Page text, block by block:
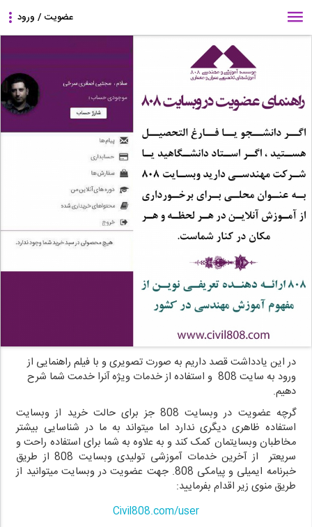
در این یادداشت قصد داریم به صورت تصویری و با فیلم راهنمایی از
ورود به سایت 808 و استفاده از خدمات ویژه آنرا خدمت شما شرح
دهیم.
گرچه عضویت در وبسایت 808 جز برای حالت خرید از وبسایت
استفاده ظاهری دیگری ندارد اما میتواند به ما در شناسایی بیشتر
مخاطبان وبسایتمان کمک کند و به علاوه به شما برای استفاده راحت و
سریعتر از آخرین خدمات آموزشی تولیدی وبسایت 808 از طریق
خبرنامه ایمیلی و پیامکی 808. جهت عضویت در وبسایت میتوانید از
طریق منوی زیر اقدام بفرمایید:
Civil808.com/user